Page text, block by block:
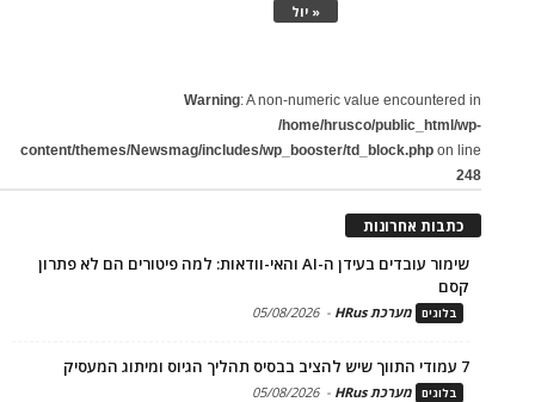
« יול
Warning: A non-numeric value encountered in
/home/hrusco/public_html/wp-
content/themes/Newsmag/includes/wp_booster/td_block.php on line
248
כתבות אחרונות
שימור עובדים בעידן ה-AI והאי-וודאות: למה פיטורים הם לא פתרון
קסם
בלוגים מערכת HRus -
05/08/2026
7 עמודי התווך שיש להציב בבסיס תהליך הגיוס ומיתוג המעסיק
בלוגים מערכת HRus -
05/08/2026